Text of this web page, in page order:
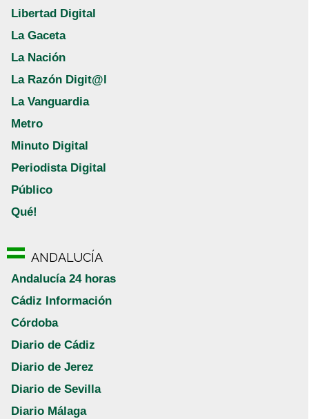
Libertad Digital
La Gaceta
La Nación
La Razón Digit@l
La Vanguardia
Metro
Minuto Digital
Periodista Digital
Público
Qué!
ANDALUCÍA
Andalucía 24 horas
Cádiz Información
Córdoba
Diario de Cádiz
Diario de Jerez
Diario de Sevilla
Diario Málaga